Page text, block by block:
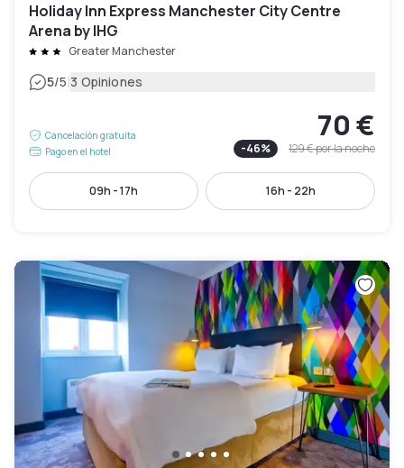
Holiday Inn Express Manchester City Centre
Arena by IHG
Greater Manchester
5/5|3 Opiniones
Cancelación gratuita
Pago en el hotel
70 €
-46% 129 €por la noche
09h - 17h 16h - 22h